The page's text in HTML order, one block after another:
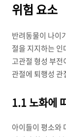
위험 요소
반려동물이 나이
절을 지지하는
고관절 형성 부전
관절에 퇴행성 관
1.1 노화에
아이들이 평소와